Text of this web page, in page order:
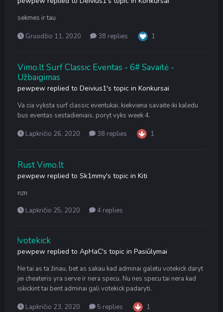
sekmes ir tau
Gruodžio 11, 2020 38 replies 1
Vimo.lt Surf Classic Eventas - 6# Savaitė -
Užbaigimas
pewpew replied to Deivius1's topic in Konkursai
Va cia vyksta surf classic eventukai, kiekviena savaite iki kaledu
bus eventas sestadieniais. poryt vyks week 4.
Lapkričio 26, 2020 38 replies 1
Rust Vimo.lt
pewpew replied to Sk1mmy's topic in Kiti
nzn
Lapkričio 25, 2020
4 replies
!votekick
pewpew replied to ApHaC's topic in Pasiūlymai
Ne tai as ta žinau, bet as sakau kad adminai galetu votekick daryt
jei cheateris yra serve ir nera specu. Nu nes specu tai nera kad
iskickint tai bent adminai gali votekick padaryti.
Lapkričio 23, 2020 5 replies 1